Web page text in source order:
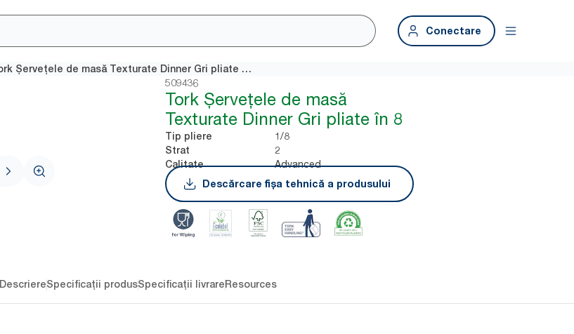
Conectare
Tork Șervețele de masă Texturate Dinner Gri pliate în 8
509436
Tork Șervețele de masă
Texturate Dinner Gri pliate în 8
Tip pliere 1/8
Strat 2
Calitate
Advanced
Descărcare fișa tehnică a produsului
DescriereSpecificații produsSpecificații livrareResources